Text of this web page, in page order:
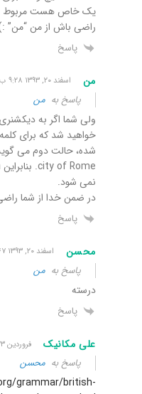
یک خاص هست مربوط به
راضی باش از من “من”
پاسخ
من اسفند ۲۰, ۱۳۹۳ ۹:۲۸ ب٫ظ
پاسخ به من
ولی شما اگر به
نمی شود.
در ضمن خدا از شما
پاسخ
محسن اسفند ۲۰, ۱۳۹۳ ۹:۴۷ ب٫ظ
پاسخ به من
درسته
پاسخ
علی مکانیک فروردین ۲۳, ۱۳۹۴ ۷:۰۹ ق٫ظ
پاسخ به محسن
grammar/british-